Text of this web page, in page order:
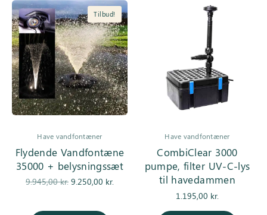
Tilbud!
Have vandfontæner
Flydende Vandfontæne
35000 + belysningssæt
9.945,00kr.
Den
9.250,00 kr.
Have vandfontæner
CombiClear 3000
pumpe, filter UV-C-lys
til havedammen
1.195,00 kr.